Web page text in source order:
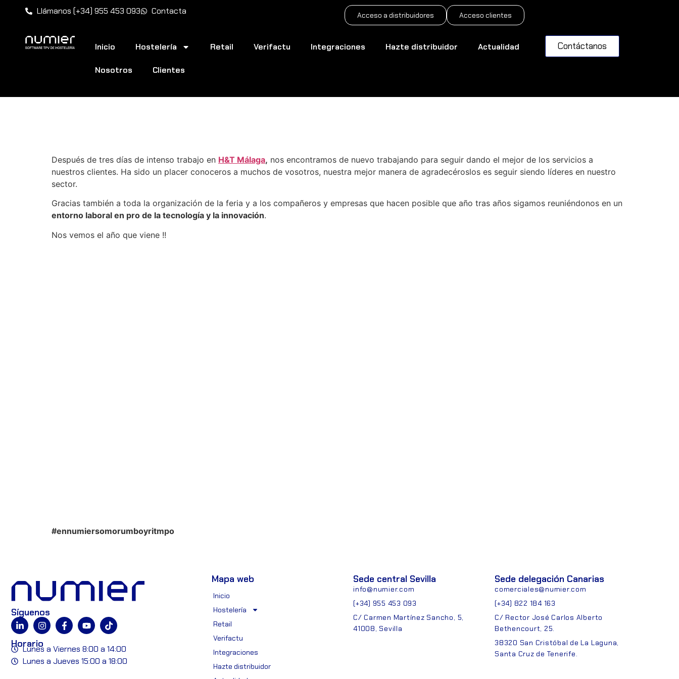
Llámanos (+34) 955 453 093 Contacta Acceso a distribuidores Acceso clientes
Inicio Hostelería Retail Verifactu Integraciones Hazte distribuidor Actualidad
Nosotros Clientes
Contáctanos
Después de tres días de intenso trabajo en H&T Málaga, nos encontramos de nuevo trabajando para seguir dando el mejor de los servicios a
nuestros clientes. Ha sido un placer conoceros a muchos de vosotros, nuestra mejor manera de agradecéroslos es seguir siendo líderes en nuestro
sector.
Gracias también a toda la organización de la feria y a los compañeros y empresas que hacen posible que año tras años sigamos reuniéndonos en un
entorno laboral en pro de la tecnología y la innovación.
Nos vemos el año que viene !!
#ennumiersomorumboyritmpo
Síguenos
Horario
Lunes a Viernes 8:00 a 14:00
Lunes a Jueves 15:00 a 18:00
Mapa web
Inicio
Hostelería
Retail
Verifactu
Integraciones
Hazte distribuidor
Sede central Sevilla
info@numier.com
(+34) 955 453 093
C/ Carmen Martínez Sancho, 5,
41008, Sevilla
Sede delegación Canarias
comerciales@numier.com
(+34) 822 184 163
C/ Rector José Carlos Alberto
Bethencourt, 25.
38320 San Cristóbal de La Laguna,
Santa Cruz de Tenerife.